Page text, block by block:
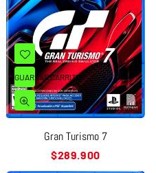
GUARDAR CARRITO
Gran Turismo 7
Precio
$289.900